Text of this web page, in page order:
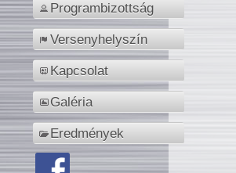
Programbizottság
Versenyhelyszín
Kapcsolat
Galéria
Eredmények